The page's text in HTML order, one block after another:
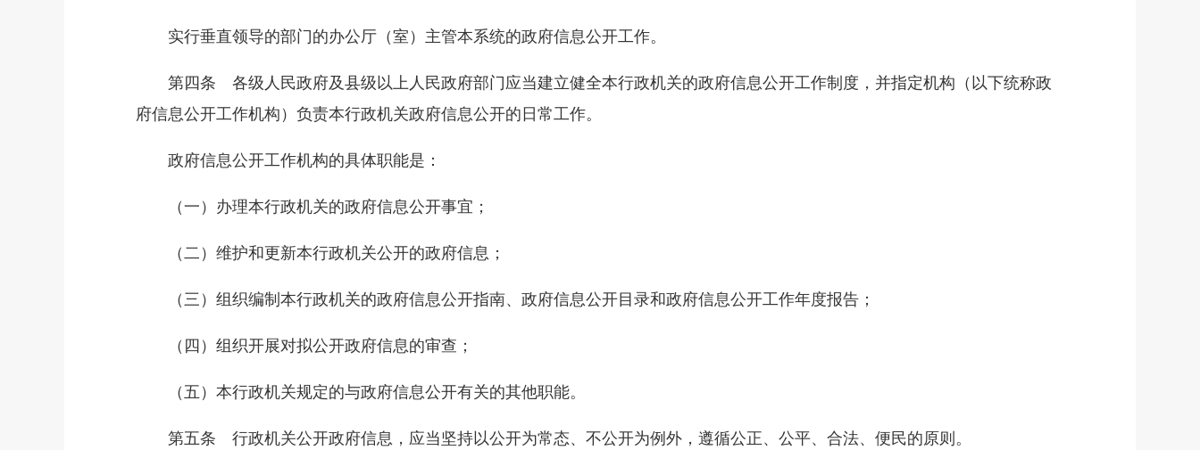
实行垂直领导的部门的办公厅（室）主管本系统的政府信息公开工作。
第四条 各级人民政府及县级以上人民政府部门应当建立健全本行政机关的政府信息公开工作制度，并指定机构（以下统称政
府信息公开工作机构）负责本行政机关政府信息公开的日常工作。
政府信息公开工作机构的具体职能是：
（一）办理本行政机关的政府信息公开事宜；
（二）维护和更新本行政机关公开的政府信息；
（三）组织编制本行政机关的政府信息公开指南、政府信息公开目录和政府信息公开工作年度报告；
（四）组织开展对拟公开政府信息的审查；
（五）本行政机关规定的与政府信息公开有关的其他职能。
第五条 行政机关公开政府信息，应当坚持以公开为常态、不公开为例外，遵循公正、公平、合法、便民的原则。